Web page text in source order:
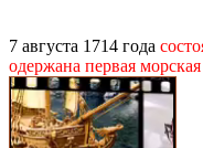
7 августа 1714 года
одержана первая